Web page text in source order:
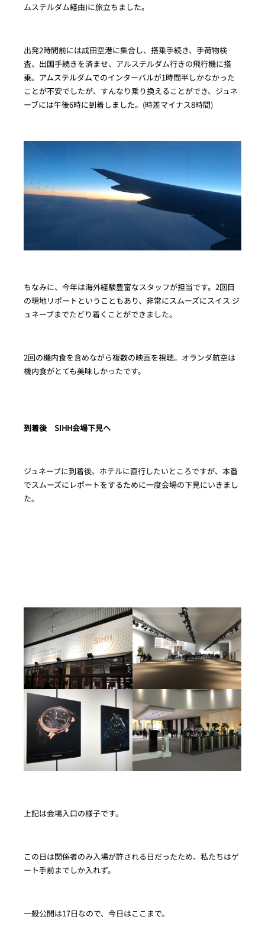
ムステルダム経由)に旅立ちました。
出発2時間前には成田空港に集合し、搭乗手続き、手荷物検
査、出国手続きを済ませ、アルステルダム行きの飛行機に搭
乗。アムステルダムでのインターバルが1時間半しかなかった
ことが不安でしたが、すんなり乗り換えることができ、ジュネ
ーブには午後6時に到着しました。(時差マイナス8時間)
ちなみに、今年は海外経験豊富なスタッフが担当です。2回目
の現地リポートということもあり、非常にスムーズにスイス ジ
ュネーブまでたどり着くことができました。
2回の機内食を含めながら複数の映画を視聴。オランダ航空は
機内食がとても美味しかったです。
到着後 SIHH会場下見へ
ジュネーブに到着後、ホテルに直行したいところですが、本番
でスムーズにレポートをするために一度会場の下見にいきまし
た。
上記は会場入口の様子です。
この日は関係者のみ入場が許される日だったため、私たちはゲ
ート手前までしか入れず。
一般公開は17日なので、今日はここまで。